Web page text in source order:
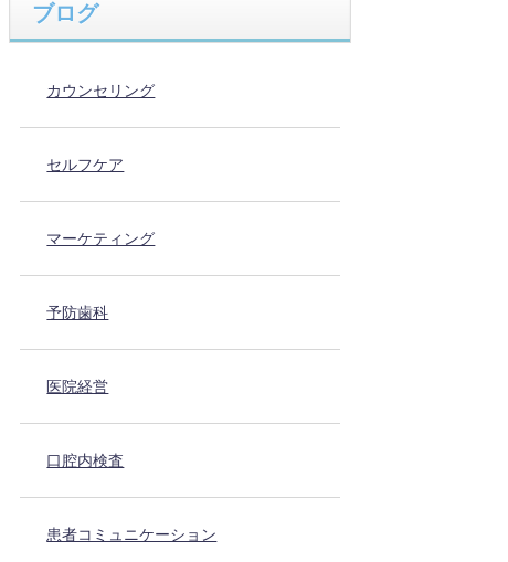
ブログ
カウンセリング
セルフケア
マーケティング
予防歯科
医院経営
口腔内検査
患者コミュニケーション